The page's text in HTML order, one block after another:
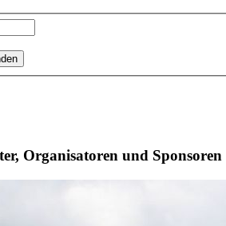
Organisatoren und Sponsoren